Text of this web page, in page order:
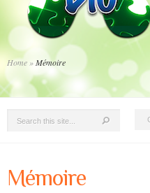
Home »Mémoire
Mémoire